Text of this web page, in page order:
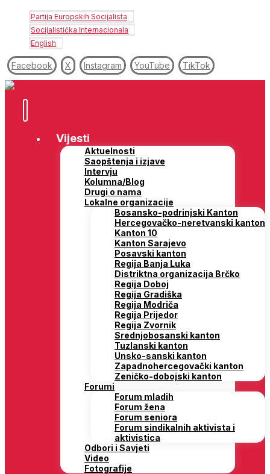
Partija Europskih Socijalista
Socijalistička Internacionala
English
Facebook X Instagram YouTube TikTok
Vijesti
Aktuelnosti
Saopštenja i izjave
Intervju
Kolumna/Blog
Drugi o nama
Lokalne organizacije
Bosansko-podrinjski Kanton
Hercegovačko-neretvanski kanton
Kanton 10
Kanton Sarajevo
Posavski kanton
Regija Banja Luka
Distriktna organizacija Brčko
Regija Doboj
Regija Gradiška
Regija Modriča
Regija Prijedor
Regija Zvornik
Srednjobosanski kanton
Tuzlanski kanton
Unsko-sanski kanton
Zapadnohercegovački kanton
Zeničko-dobojski kanton
Forumi
Forum mladih
Forum žena
Forum seniora
Forum sindikalnih aktivista i
aktivistica
Odbori i Savjeti
Video
Fotografije